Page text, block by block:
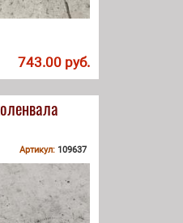
743.00 руб.
Артикул: 109637